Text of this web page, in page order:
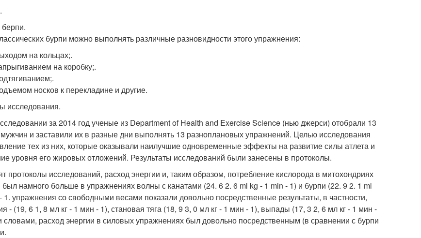
бурпи можно выполнять различные разновидности этого упражнения:
на кольцах;.
на коробку;.
носков к перекладине и другие.
исследования.
за 2014 год ученые из Department of Health and Exercise Science (нью джерси) отобрали 13
и заставили их в разные дни выполнять 13 разноплановых упражнений. Целью исследования
тех из них, которые оказывали наилучшие одновременные эффекты на развитие силы атлета и
уровня его жировых отложений. Результаты исследований были занесены в протоколы.
протоколы исследований, расход энергии и, таким образом, потребление кислорода в митохондриях
был намного больше в упражнениях волны с канатами (24. 6 2. 6 ml kg - 1 min - 1) и бурпи (22. 9 2. 1 ml
1. упражнения со свободными весами показали довольно посредственные результаты, в частности,
- (19, 6 1, 8 мл кг - 1 мин - 1), становая тяга (18, 9 3, 0 мл кг - 1 мин - 1), выпады (17, 3 2, 6 мл кг - 1 мин -
словами, расход энергии в силовых упражнениях был довольно посредственным (в сравнении с бурпи